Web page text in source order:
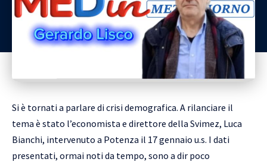
Si è tornati a parlare di crisi demografica. A rilanciare il
tema è stato l’economista e direttore della Svimez, Luca
Bianchi, intervenuto a Potenza il 17 gennaio u.s. I dati
presentati, ormai noti da tempo, sono a dir poco